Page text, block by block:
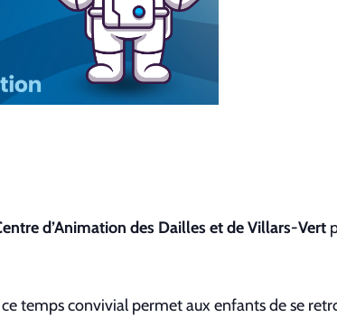
d’Animation des Dailles et de Villars-Vert
ce temps convivial permet aux enfants de se